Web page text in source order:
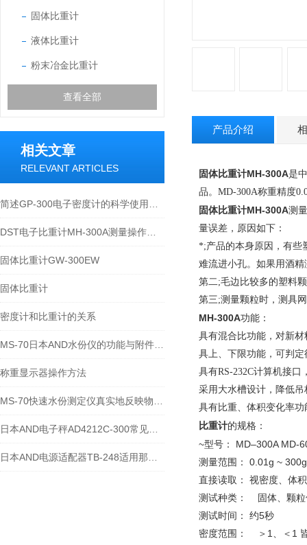
固体比重计
液体比重计
粉末冶金比重计
查看全部
相关文章
RELEVANT ARTICLES
固体比重计GW-300EW
固体比重计
密度计和比重计的关系
称重显示器操作方法
产品介绍
固体比重计MH-300A是
品。 MD-300A称重精度
固体比重计MH-300A测
量误差，原因如下：
*;产品的本身原因，有些
难流进小孔。如果用酒
第二;毛边比较多的塑料
第三;测量颗粒时， 测具
MH-300A功能：
具有混合比功能，对新
具上、下限功能，可判
具有RS-232C计算机接口
采用大水槽设计，降低
具有比重、体积变化率功
比重计的规格：
~型号： MD–300A MD-
测量范围： 0.01g ~
直接读取： 视密度、体积
测试种类： 固体、颗粒
测试时间： 约5秒
密度范围： ＞1、＜1